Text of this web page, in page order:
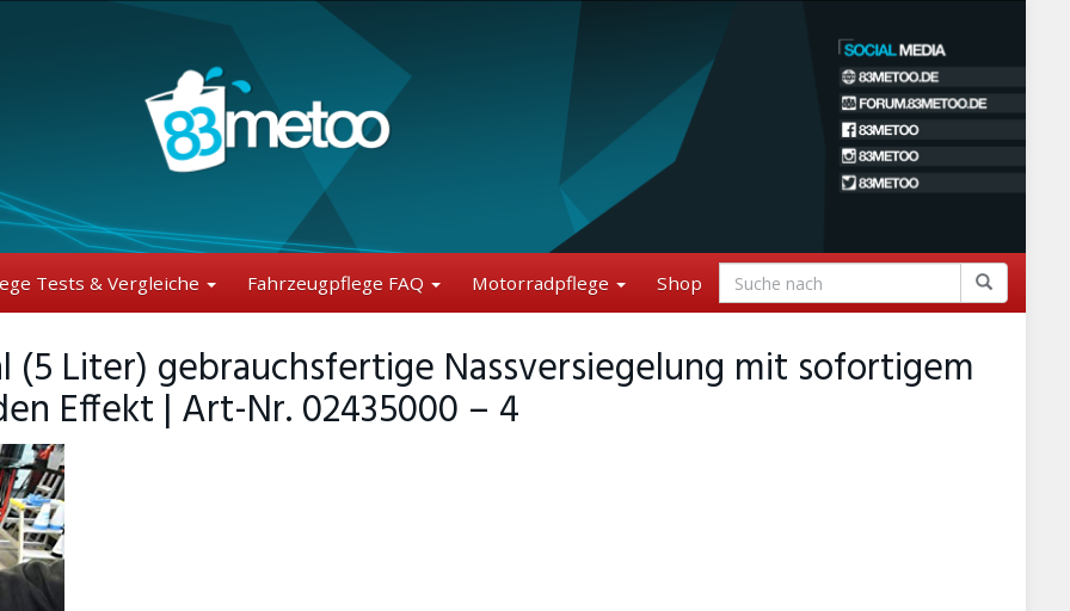
Tests & Vergleiche Fahrzeugpflege FAQ Motorradpflege Shop
(5 Liter) gebrauchsfertige Nassversiegelung mit sofortigem
Effekt | Art-Nr. 02435000 – 4